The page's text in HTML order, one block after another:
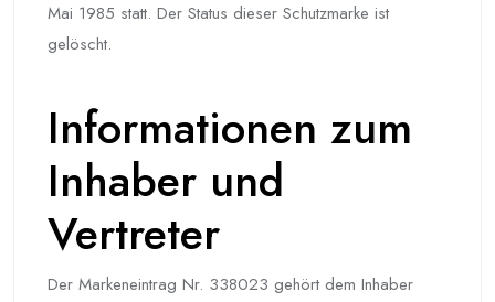
Mai 1985 statt. Der Status dieser Schutzmarke ist
gelöscht.
Informationen zum
Inhaber und
Vertreter
Der Markeneintrag Nr. 338023 gehört dem Inhaber